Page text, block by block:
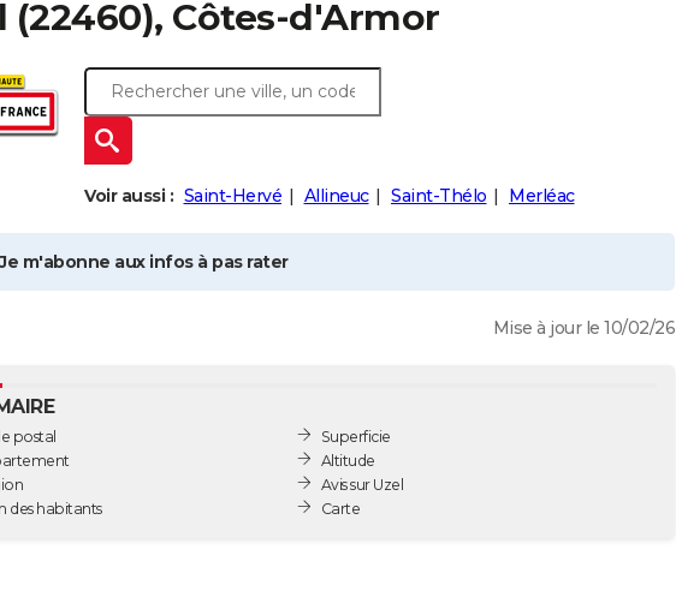
(22460), Côtes-d'Armor
Voir aussi : Saint-Hervé Allineuc Saint-Thélo Merléac
Je m'abonne aux infos à pas rater
Mise à jour le 10/02/26
postal
des habitants
Superficie
Altitude
Avis sur Uzel
Carte